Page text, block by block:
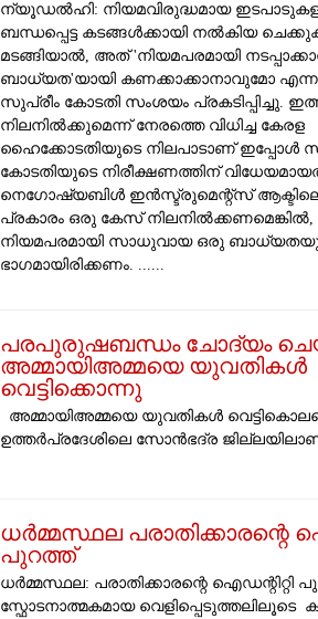
ന്യൂഡൽഹി: നിയമവിരുദ്ധമായ
ബന്ധപ്പെട്ട കടങ്ങൾക്കായി നൽകിയ
മടങ്ങിയാൽ, അത് 'നിയമപരമായി
ബാധ്യത'യായി കണക്കാക്കാനാവുമോ
സുപ്രീം കോടതി സംശയം പ്രകടിപ്പിച്ചു.
നിലനിൽക്കുമെന്ന് നേരത്തെ വിധിച്ച കേരള
ഹൈക്കോടതിയുടെ നിലപാടാണ് ഇപ്പോൾ
കോടതിയുടെ നിരീക്ഷണത്തിന്
നെഗോഷ്യബിൾ ഇൻസ്ട്രുമെന്റ്‌സ്
പ്രകാരം ഒരു കേസ്
നിയമപരമായി സാധുവായ ഒരു
ഭാഗമായിരിക്കണം. ......
പരപുരുഷബന്ധം ചോദ്യം
അമ്മായിഅമ്മയെ യുവതികൾ
വെട്ടിക്കൊന്നു
അമ്മായിഅമ്മയെ യുവതികൾ
ഉത്തർപ്രദേശിലെ സോൻഭദ്ര
ധർമ്മസ്ഥല പരാതിക്കാരന്റെ
പുറത്ത്
ധർമ്മസ്ഥല: പരാതിക്കാരന്റെ ഐഡന്റിറ്റി
സ്ഫോടനാത്മകമായ വെളിപ്പെടുത്തലിലൂടെ